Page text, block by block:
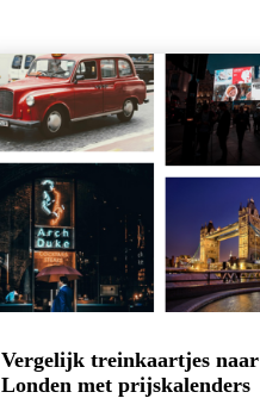
Vergelijk treinkaartjes naar
Londen met prijskalenders